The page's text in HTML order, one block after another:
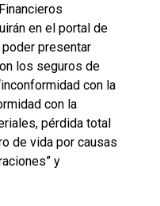
en el portal de
presentar
los seguros de
con la
con la
pérdida total
de vida por causas
y